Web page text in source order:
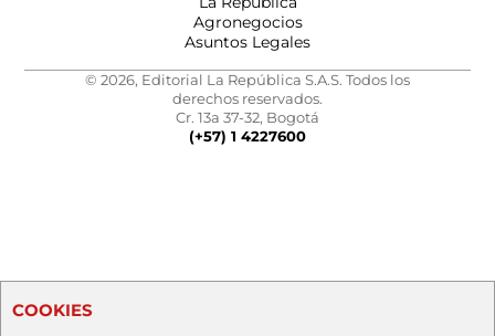
Agronegocios
Asuntos Legales
© 2026, Editorial La República S.A.S. Todos los
derechos reservados.
Cr. 13a 37-32, Bogotá
(+57) 1 4227600
COOKIES